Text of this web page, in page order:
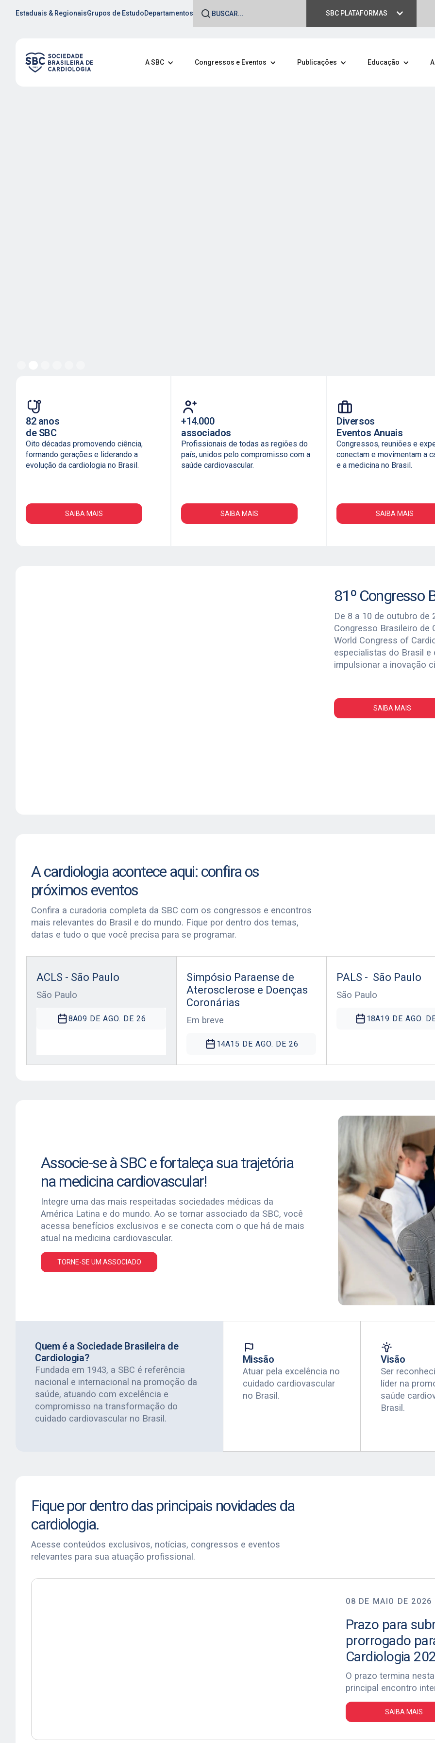
Estaduais & RegionaisGrupos de EstudoDepartamentos SBC PLATAFORMAS
A SBC Congressos e Eventos Publicações Educação
82 anos
de SBC
Oito décadas promovendo ciência,
formando gerações e liderando a
evolução da cardiologia no Brasil.
SAIBA MAIS
+14.000
associados
Profissionais de todas as regiões do
país, unidos pelo compromisso com a
saúde cardiovascular.
SAIBA MAIS
Diversos
Eventos Anuais
Congressos, reuniões e
conectam e movimentam a
e a medicina no Brasil.
SAIBA MAIS
81º Congresso
De 8 a 10 de outubro de
Congresso Brasileiro de
World Congress of
especialistas do Brasil
impulsionar a inovação
SAIBA MAIS
A cardiologia acontece aqui: confira os
próximos eventos
Confira a curadoria completa da SBC com os congressos e encontros
mais relevantes do Brasil e do mundo. Fique por dentro dos temas,
datas e tudo o que você precisa para se programar.
ACLS - São Paulo
São Paulo
8A09 DE AGO. DE 26
Simpósio Paraense de
Aterosclerose e Doenças
Coronárias
Em breve
14A15 DE AGO. DE 26
PALS - São Paulo
São Paulo
18A19 DE AGO.
Associe-se à SBC e fortaleça sua trajetória
na medicina cardiovascular!
Integre uma das mais respeitadas sociedades médicas da
América Latina e do mundo. Ao se tornar associado da SBC, você
acessa benefícios exclusivos e se conecta com o que há de mais
atual na medicina cardiovascular.
TORNE-SE UM ASSOCIADO
Quem é a Sociedade Brasileira de
Cardiologia?
Fundada em 1943, a SBC é referência
nacional e internacional na promoção da
saúde, atuando com excelência e
compromisso na transformação do
cuidado cardiovascular no Brasil.
Missão
Atuar pela excelência no
cuidado cardiovascular
no Brasil.
Visão
Ser
líder na
saúde
Brasil.
Fique por dentro das principais novidades da
cardiologia.
Acesse conteúdos exclusivos, notícias, congressos e eventos
relevantes para sua atuação profissional.
08 DE MAIO DE 2026
Prazo para
prorrogado
Cardiologia
O prazo termina
principal encontro
SAIBA MAIS